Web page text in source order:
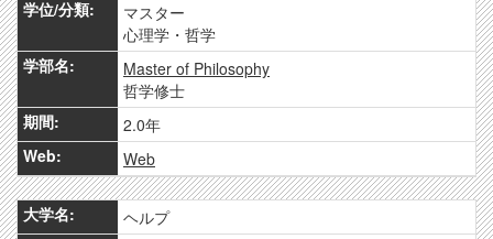
マスター
心理学・哲学
Master of Philosophy
哲学修士
2.0年
Web
ヘルプ